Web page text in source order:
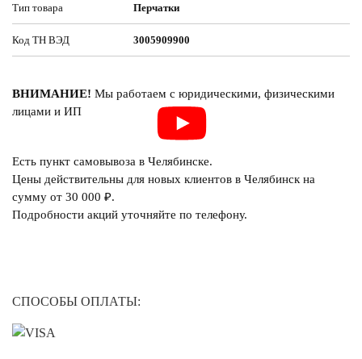
Тип товара Перчатки
Код ТН ВЭД 3005909900
ВНИМАНИЕ! Мы работаем с юридическими, физическими
лицами и ИП
Есть пункт самовывоза в Челябинске.
Цены действительны для новых клиентов в Челябинск на
сумму от 30 000 ₽.
Подробности акций уточняйте по телефону.
СПОСОБЫ ОПЛАТЫ: